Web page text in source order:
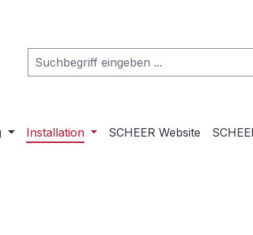
Installation SCHEER Website